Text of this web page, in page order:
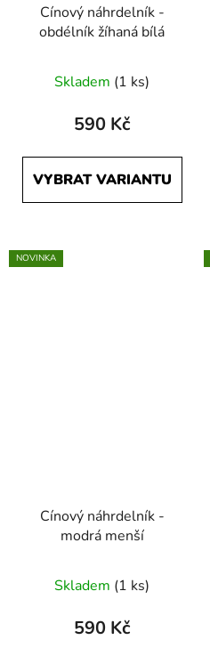
Cínový náhrdelník -
obdélník žíhaná bílá
Skladem (1 ks)
590 Kč
VYBRAT VARIANTU
NOVINKA
Cínový náhrdelník -
modrá menší
Skladem (1 ks)
590 Kč